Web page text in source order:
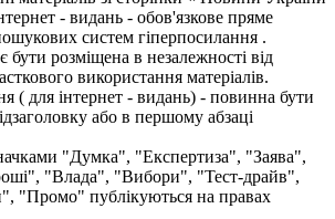
- видань - обов'язкове пряме
систем гіперпосилання .
розміщена в незалежності від
використання матеріалів.
( для інтернет - видань) - повинна бути
або в першому абзаці
"Думка", "Експертиза", "Заява",
"Влада", "Вибори", "Тест-драйв",
"Промо" публікуються на правах